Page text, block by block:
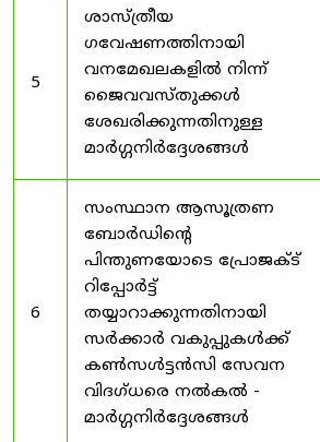
5
ശാസ്ത്രീയ
ഗവേഷണത്തിനായി
വനമേഖലകളിൽ നിന്ന്
ജൈവവസ്തുക്കൾ
ശേഖരിക്കുന്നതിനുള്ള
മാർഗ്ഗനിർദ്ദേശങ്ങൾ
6
സംസ്ഥാന ആസൂത്രണ
ബോർഡിൻ്റെ
പിന്തുണയോടെ പ്രോജക്ട്
റിപ്പോർട്ട്
തയ്യാറാക്കുന്നതിനായി
സർക്കാർ വകുപ്പുകൾക്ക്
കൺസൾട്ടൻസി സേവന
വിദഗ്ധരെ നൽകൽ -
മാർഗ്ഗനിർദ്ദേശങ്ങൾ